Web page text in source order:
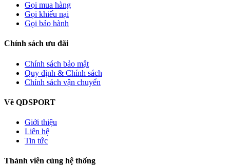
Gọi mua hàng
Gọi khiếu nại
Gọi bảo hành
Chính sách ưu đãi
Chính sách bảo mật
Quy định & Chính sách
Chính sách vận chuyển
Về QDSPORT
Giới thiệu
Liên hệ
Tin tức
Thành viên cùng hệ thống